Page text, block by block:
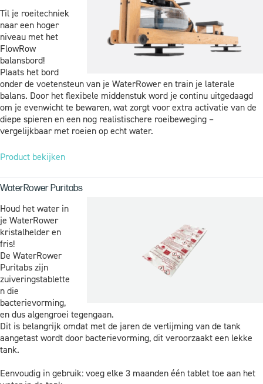
Til je roeitechniek
naar een hoger
niveau met het
FlowRow
balansbord!
Plaats het bord
onder de voetensteun van je WaterRower en train je laterale
balans. Door het flexibele middenstuk word je continu uitgedaagd
om je evenwicht te bewaren, wat zorgt voor extra activatie van de
diepe spieren en een nog realistischere roeibeweging –
vergelijkbaar met roeien op echt water.
Product bekijken
WaterRower Puritabs
Houd het water in
je WaterRower
kristalhelder en
fris!
De WaterRower
Puritabs zijn
zuiveringstablette
n die
bacterievorming,
en dus algengroei tegengaan.
Dit is belangrijk omdat met de jaren de verlijming van de tank
aangetast wordt door bacterievorming, dit veroorzaakt een lekke
tank.
Eenvoudig in gebruik: voeg elke 3 maanden één tablet toe aan het